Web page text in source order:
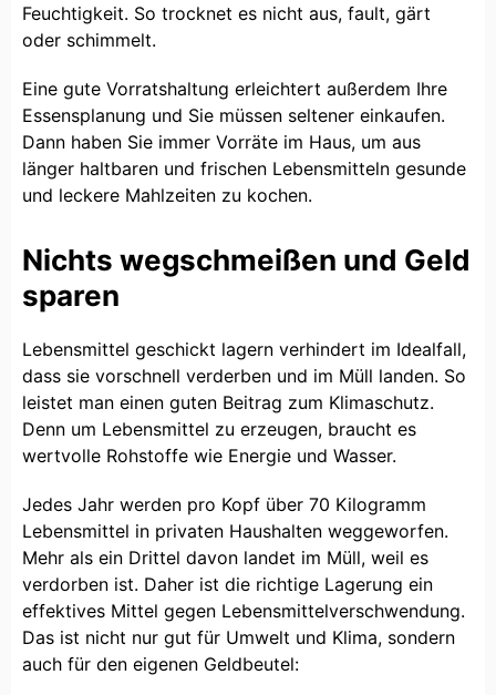
Feuchtigkeit. So trocknet es nicht aus, fault, gärt
oder schimmelt.
Eine gute Vorratshaltung erleichtert außerdem Ihre
Essensplanung und Sie müssen seltener einkaufen.
Dann haben Sie immer Vorräte im Haus, um aus
länger haltbaren und frischen Lebensmitteln gesunde
und leckere Mahlzeiten zu kochen.
Nichts wegschmeißen und Geld
sparen
Lebensmittel geschickt lagern verhindert im Idealfall,
dass sie vorschnell verderben und im Müll landen. So
leistet man einen guten Beitrag zum Klimaschutz.
Denn um Lebensmittel zu erzeugen, braucht es
wertvolle Rohstoffe wie Energie und Wasser.
Jedes Jahr werden pro Kopf über 70 Kilogramm
Lebensmittel in privaten Haushalten weggeworfen.
Mehr als ein Drittel davon landet im Müll, weil es
verdorben ist. Daher ist die richtige Lagerung ein
effektives Mittel gegen Lebensmittelverschwendung.
Das ist nicht nur gut für Umwelt und Klima, sondern
auch für den eigenen Geldbeutel: